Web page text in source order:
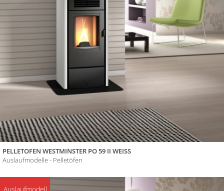
PELLETOFEN WESTMINSTER PO 59 II WEISS
Auslaufmodelle - Pelletöfen